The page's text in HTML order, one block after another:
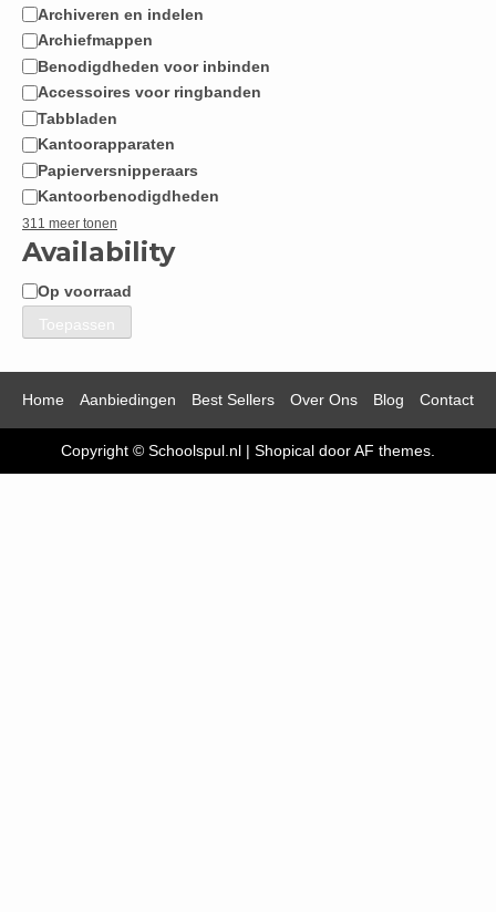
Archiveren en indelen
Archiefmappen
Benodigdheden voor inbinden
Accessoires voor ringbanden
Tabbladen
Kantoorapparaten
Papierversnipperaars
Kantoorbenodigdheden
311 meer tonen
Availability
Beschikbaarheid
Op voorraad
Toepassen
Home Aanbiedingen Best Sellers Over Ons Blog Contact
Copyright © Schoolspul.nl | Shopical door AF themes.